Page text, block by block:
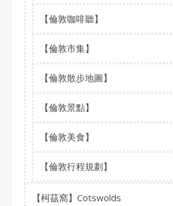
【倫敦咖啡聽】
【倫敦市集】
【倫敦散步地圖】
【倫敦景點】
【倫敦美食】
【倫敦行程規劃】
【柯茲窩】Cotswolds